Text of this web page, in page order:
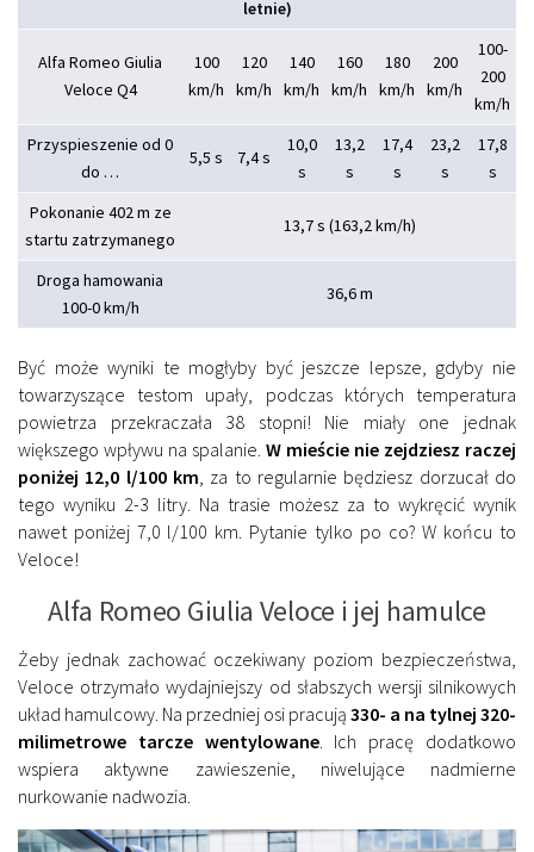
letnie)
Alfa Romeo Giulia
Veloce Q4
100
km/h
120
km/h
140
km/h
160
km/h
180
km/h
200
km/h
100-
200
km/h
Przyspieszenie od 0
do …
5,5 s 7,4 s
10,0
s
13,2
s
17,4
s
23,2
s
17,8
s
Pokonanie 402 m ze
startu zatrzymanego
13,7 s (163,2 km/h)
Droga hamowania
100-0 km/h
36,6 m
Być może wyniki te mogłyby być jeszcze lepsze, gdyby nie
towarzyszące testom upały, podczas których temperatura
powietrza przekraczała 38 stopni! Nie miały one jednak
większego wpływu na spalanie. W mieście nie zejdziesz raczej
poniżej 12,0 l/100 km , za to regularnie będziesz dorzucał do
tego wyniku 2-3 litry. Na trasie możesz za to wykręcić wynik
nawet poniżej 7,0 l/100 km. Pytanie tylko po co? W końcu to
Veloce!
Alfa Romeo Giulia Veloce i jej hamulce
Żeby jednak zachować oczekiwany poziom bezpieczeństwa,
Veloce otrzymało wydajniejszy od słabszych wersji silnikowych
układ hamulcowy. Na przedniej osi pracują 330- a na tylnej 320-
milimetrowe tarcze wentylowane. Ich pracę dodatkowo
wspiera aktywne zawieszenie, niwelujące nadmierne
nurkowanie nadwozia.